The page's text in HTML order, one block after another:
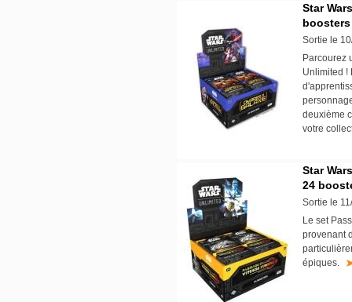
Star
boosters
Sortie le
Parcourez
Unlimited !
deuxième
votre
Star
24
Sortie le
Le set
provenant
épiques.